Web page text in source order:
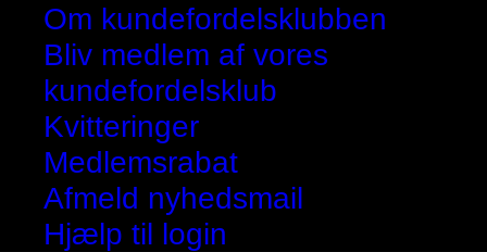
Om kundefordelsklubben
Bliv medlem af vores
kundefordelsklub
Kvitteringer
Medlemsrabat
Afmeld nyhedsmail
Hjælp til login